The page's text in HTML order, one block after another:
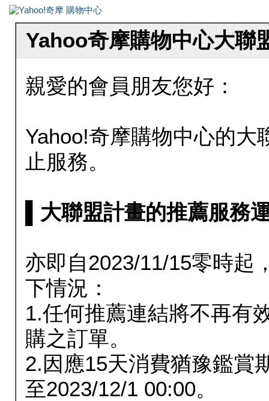
Yahoo奇摩購物中心大聯
親愛的會員朋友您好：
Yahoo!奇摩購物中心的大
止服務。
▌大聯盟計畫的推薦服務
亦即自2023/11/15零時起
下情況：
1.任何推薦連結將不再有
購之訂單。
2.因應15天消費猶豫鑑賞
至2023/12/1 00:00。